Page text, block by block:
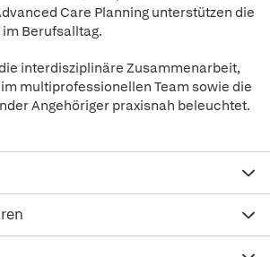
Care Planning unterstützen die
Berufsalltag.
interdisziplinäre Zusammenarbeit,
multiprofessionellen Team sowie die
Angehöriger praxisnah beleuchtet.